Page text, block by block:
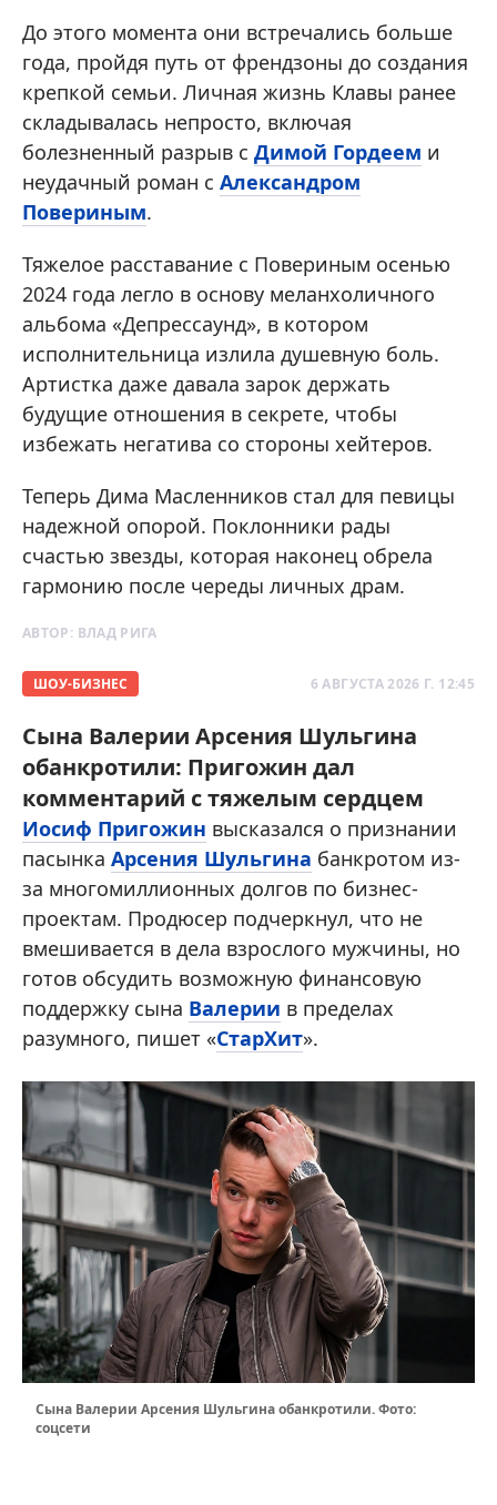
До этого момента они встречались больше
года, пройдя путь от френдзоны до создания
крепкой семьи. Личная жизнь Клавы ранее
складывалась непросто, включая
болезненный разрыв с Димой Гордеем и
неудачный роман с Александром
Повериным.
Тяжелое расставание с Повериным осенью
2024 года легло в основу меланхоличного
альбома «Депрессаунд», в котором
исполнительница излила душевную боль.
Артистка даже давала зарок держать
будущие отношения в секрете, чтобы
избежать негатива со стороны хейтеров.
Теперь Дима Масленников стал для певицы
надежной опорой. Поклонники рады
счастью звезды, которая наконец обрела
гармонию после череды личных драм.
АВТОР: ВЛАД РИГА
ШОУ-БИЗНЕС 6 АВГУСТА 2026 Г. 12:45
Сына Валерии Арсения Шульгина
обанкротили: Пригожин дал
комментарий с тяжелым сердцем
Иосиф Пригожин высказался о признании
пасынка Арсения Шульгина банкротом из-
за многомиллионных долгов по бизнес-
проектам. Продюсер подчеркнул, что не
вмешивается в дела взрослого мужчины, но
готов обсудить возможную финансовую
поддержку сына Валерии в пределах
разумного, пишет «СтарХит».
Сына Валерии Арсения Шульгина обанкротили. Фото:
соцсети